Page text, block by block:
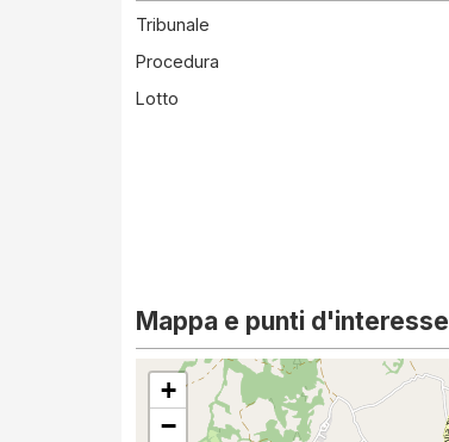
Tribunale
Procedura
Lotto
Mappa e punti d'interesse
+
−